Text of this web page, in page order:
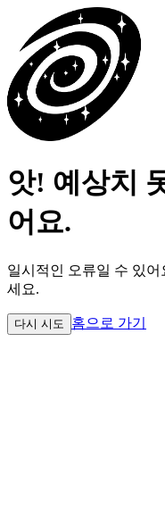
앗! 예상치
어요.
일시적인 오류일 수 있어
세요.
다시 시도 홈으로 가기